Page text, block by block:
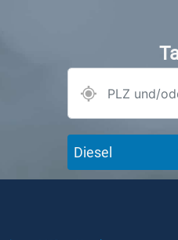
Diesel